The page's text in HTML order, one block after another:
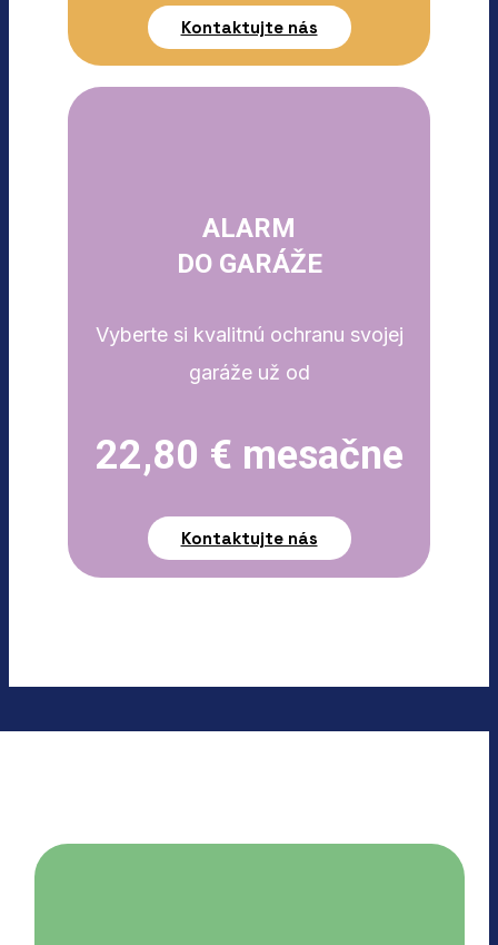
Kontaktujte nás
ALARM
DO GARÁŽE
Vyberte si kvalitnú ochranu svojej
garáže už od
22,80 € mesačne
Kontaktujte nás